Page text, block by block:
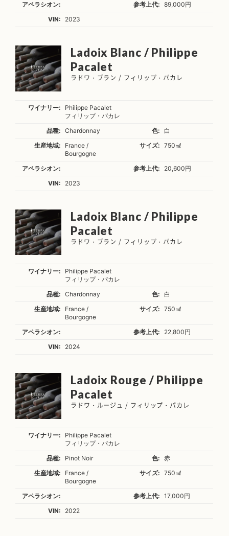
アペラシオン: 参考上代:
89,000円
VIN:
2023
Ladoix Blanc / Philippe
Pacalet
ラドワ・ブラン / フィリップ・パカレ
ワイナリー:
Philippe Pacalet
フィリップ・パカレ
品種:
Chardonnay 色:
白
生産地域:
France /
Bourgogne
サイズ: 750㎖
アペラシオン: 参考上代:
20,600円
VIN:
2023
Ladoix Blanc / Philippe
Pacalet
ラドワ・ブラン / フィリップ・パカレ
ワイナリー:
Philippe Pacalet
フィリップ・パカレ
品種:
Chardonnay 色:
白
生産地域:
France /
Bourgogne
サイズ: 750㎖
アペラシオン: 参考上代:
22,800円
VIN:
2024
Ladoix Rouge / Philippe
Pacalet
ラドワ・ルージュ / フィリップ・パカレ
ワイナリー:
Philippe Pacalet
フィリップ・パカレ
品種:
Pinot Noir 色:
赤
生産地域:
France /
Bourgogne
サイズ: 750㎖
アペラシオン: 参考上代:
17,000円
VIN:
2022